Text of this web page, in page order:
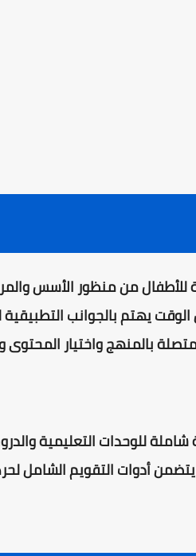
للأطفال من منظور الأسس
يهتم بالجوانب التطبيقية
بالمنهج واختيار
للوحدات التعليمية
أدوات التقويم الشامل